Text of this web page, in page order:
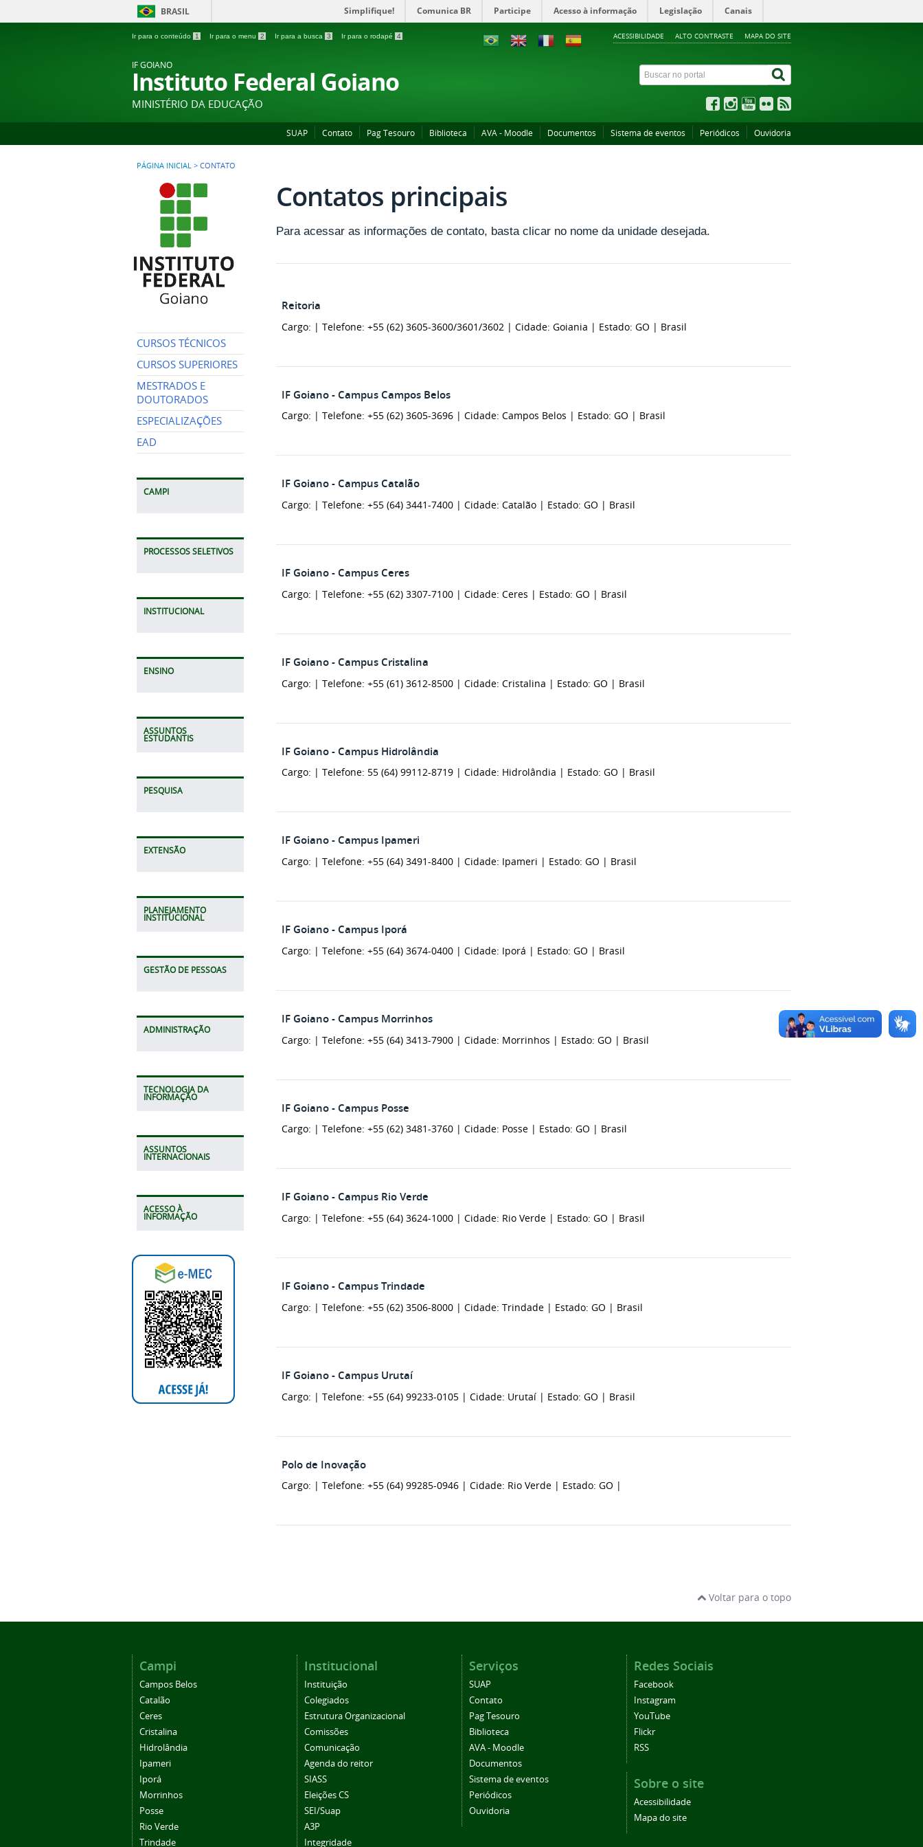
BRASIL Simplifique! Comunica BR Participe Acesso à informação Legislação Canais
Ir para o conteúdo 1 Ir para o menu 2 Ir para a busca 3 Ir para o rodapé 4 ACESSIBILIDADE ALTO CONTRASTE MAPA DO SITE
IF GOIANO
Instituto Federal Goiano
MINISTÉRIO DA EDUCAÇÃO
SUAP Contato Pag Tesouro Biblioteca AVA - Moodle Documentos Sistema de eventos Periódicos Ouvidoria
PÁGINA INICIAL > CONTATO
CURSOS TÉCNICOS
CURSOS SUPERIORES
MESTRADOS E
DOUTORADOS
ESPECIALIZAÇÕES
EAD
CAMPI
PROCESSOS SELETIVOS
INSTITUCIONAL
ENSINO
ASSUNTOS
ESTUDANTIS
PESQUISA
EXTENSÃO
PLANEJAMENTO
INSTITUCIONAL
GESTÃO DE PESSOAS
ADMINISTRAÇÃO
TECNOLOGIA DA
INFORMAÇÃO
ASSUNTOS
INTERNACIONAIS
ACESSO À
INFORMAÇÃO
Contatos principais
Para acessar as informações de contato, basta clicar no nome da unidade desejada.
Reitoria
Cargo: | Telefone: +55 (62) 3605-3600/3601/3602 | Cidade: Goiania | Estado: GO | Brasil
IF Goiano - Campus Campos Belos
Cargo: | Telefone: +55 (62) 3605-3696 | Cidade: Campos Belos | Estado: GO | Brasil
IF Goiano - Campus Catalão
Cargo: | Telefone: +55 (64) 3441-7400 | Cidade: Catalão | Estado: GO | Brasil
IF Goiano - Campus Ceres
Cargo: | Telefone: +55 (62) 3307-7100 | Cidade: Ceres | Estado: GO | Brasil
IF Goiano - Campus Cristalina
Cargo: | Telefone: +55 (61) 3612-8500 | Cidade: Cristalina | Estado: GO | Brasil
IF Goiano - Campus Hidrolândia
Cargo: | Telefone: 55 (64) 99112-8719 | Cidade: Hidrolândia | Estado: GO | Brasil
IF Goiano - Campus Ipameri
Cargo: | Telefone: +55 (64) 3491-8400 | Cidade: Ipameri | Estado: GO | Brasil
IF Goiano - Campus Iporá
Cargo: | Telefone: +55 (64) 3674-0400 | Cidade: Iporá | Estado: GO | Brasil
IF Goiano - Campus Morrinhos
Cargo: | Telefone: +55 (64) 3413-7900 | Cidade: Morrinhos | Estado: GO | Brasil
IF Goiano - Campus Posse
Cargo: | Telefone: +55 (62) 3481-3760 | Cidade: Posse | Estado: GO | Brasil
IF Goiano - Campus Rio Verde
Cargo: | Telefone: +55 (64) 3624-1000 | Cidade: Rio Verde | Estado: GO | Brasil
IF Goiano - Campus Trindade
Cargo: | Telefone: +55 (62) 3506-8000 | Cidade: Trindade | Estado: GO | Brasil
IF Goiano - Campus Urutaí
Cargo: | Telefone: +55 (64) 99233-0105 | Cidade: Urutaí | Estado: GO | Brasil
Polo de Inovação
Cargo: | Telefone: +55 (64) 99285-0946 | Cidade: Rio Verde | Estado: GO |
Voltar para o topo
Campi
Campos Belos
Catalão
Ceres
Cristalina
Hidrolândia
Ipameri
Iporá
Morrinhos
Posse
Rio Verde
Trindade
Institucional
Instituição
Colegiados
Estrutura Organizacional
Comissões
Comunicação
Agenda do reitor
SIASS
Eleições CS
SEI/Suap
A3P
Integridade
Serviços
SUAP
Contato
Pag Tesouro
Biblioteca
AVA - Moodle
Documentos
Sistema de eventos
Periódicos
Ouvidoria
Redes Sociais
Facebook
Instagram
YouTube
Flickr
RSS
Sobre o site
Acessibilidade
Mapa do site